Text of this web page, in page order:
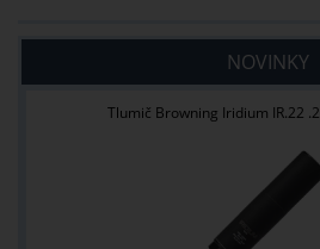
NOVINKY
Tlumič Browning Iridium IR.22